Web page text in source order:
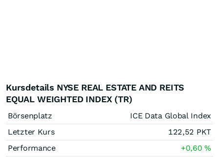
Kursdetails NYSE REAL ESTATE AND REITS
EQUAL WEIGHTED INDEX (TR)
Börsenplatz
ICE Data Global Index
Letzter Kurs
122,52 PKT
Performance
+0,60%